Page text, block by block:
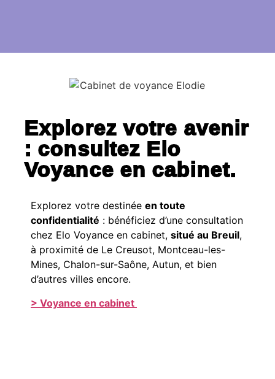
Explorez votre avenir
: consultez Elo
Voyance en cabinet.
Explorez votre destinée en toute
confidentialité : bénéficiez d’une consultation
chez Elo Voyance en cabinet, situé au Breuil,
à proximité de Le Creusot, Montceau-les-
Mines, Chalon-sur-Saône, Autun, et bien
d’autres villes encore.
> Voyance en cabinet